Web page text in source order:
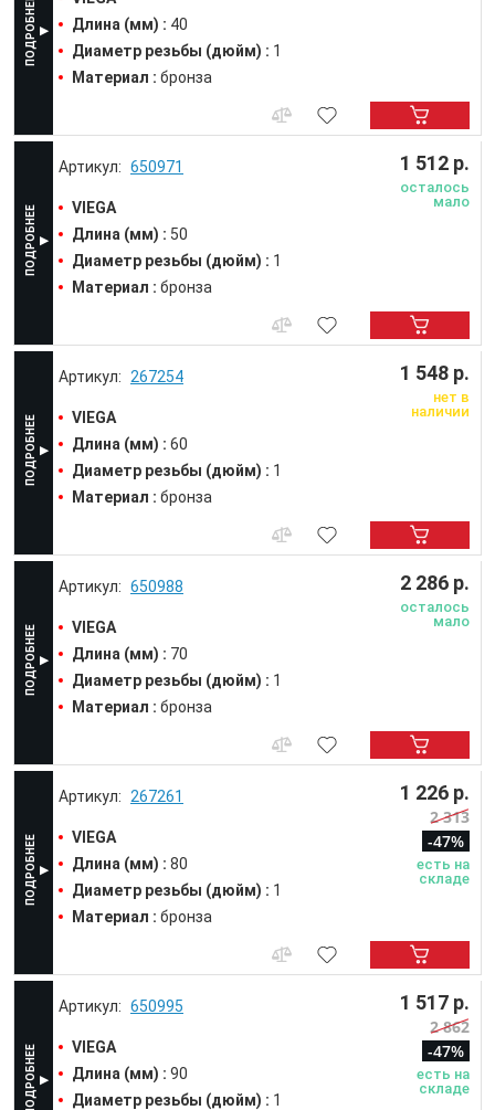
Длина (мм) : 40
Диаметр резьбы (дюйм) : 1
Материал : бронза
650971
VIEGA
Длина (мм) : 50
Диаметр резьбы (дюйм) : 1
Материал : бронза
1 512 р.
осталось
мало
267254
VIEGA
Длина (мм) : 60
Диаметр резьбы (дюйм) : 1
Материал : бронза
1 548 р.
нет в
наличии
650988
VIEGA
Длина (мм) : 70
Диаметр резьбы (дюйм) : 1
Материал : бронза
2 286 р.
осталось
мало
267261
VIEGA
Длина (мм) : 80
Диаметр резьбы (дюйм) : 1
Материал : бронза
1 226 р.
2 313
-47%
есть на
складе
650995
VIEGA
Длина (мм) : 90
Диаметр резьбы (дюйм) : 1
1 517 р.
2 862
-47%
есть на
складе